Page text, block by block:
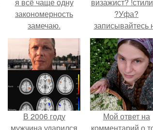
закономерность
замечаю.
?Уфа?
записывайтесь
макияж!
!локоны!
выездом на
1000 руб.
В 2006 году
Мой ответ на